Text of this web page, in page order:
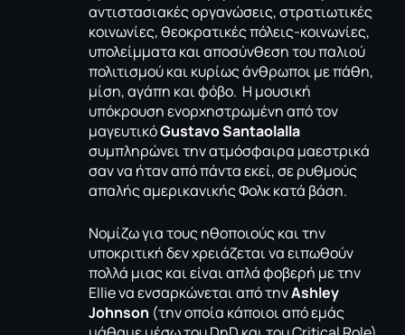
αντιστασιακές οργανώσεις, στρατιωτικές
κοινωνίες, θεοκρατικές πόλεις-κοινωνίες,
υπολείμματα και αποσύνθεση του παλιού
πολιτισμού και κυρίως άνθρωποι με πάθη,
μίση, αγάπη και φόβο. Η μουσική
υπόκρουση ενορχηστρωμένη από τον
μαγευτικόGustavo Santaolalla
συμπληρώνει την ατμόσφαιρα μαεστρικά
σαν να ήταν από πάντα εκεί, σε ρυθμούς
απαλής αμερικανικής Φολκ κατά βάση.
Νομίζω για τους ηθοποιούς και την
υποκριτική δεν χρειάζεται να ειπωθούν
πολλά μιας και είναι απλά φοβερή με την
Ellie να ενσαρκώνεται από τηνAshley
Johnson (την οποία κάποιοι από εμάς